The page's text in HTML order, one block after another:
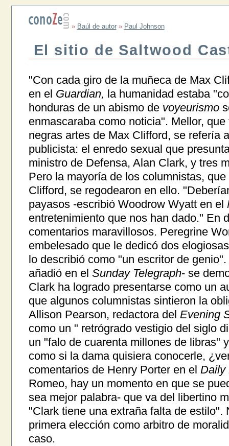
» Baúl de autor» Paul Johnson
El sitio de Saltwood
"Con cada giro de la muñeca de Max
en el Guardian, la humanidad estaba
honduras de un abismo de voyeurismo
enmascaraba como noticia". Mellor,
negras artes de Max Clifford, se refería
publicista: el enredo sexual que
ministro de Defensa, Alan Clark, y tres
Pero la mayoría de los columnistas,
Clifford, se regodearon en ello.
payasos -escribió Woodrow Wyatt en el
entretenimiento que nos han dado." En
comentarios maravillosos. Peregrine
embelesado que le dedicó dos
lo describió como "un escritor de
añadió en el Sunday Telegraph- se
Clark ha logrado presentarse como un
que algunos columnistas sintieron la
Allison Pearson, redactora del Evening
como un " retrógrado vestigio del siglo
un "falo de cuarenta millones de libras"
como si la dama quisiera conocerle,
comentarios de Henry Porter en el Daily
Romeo, hay un momento en que se
sea mejor palabra- que va del libertino
"Clark tiene una extraña falta de estilo".
primera elección como arbitro de
caso.